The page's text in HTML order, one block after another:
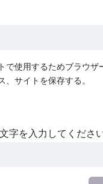
で使用するためブラウザ
、サイトを保存する。
字を入力してください